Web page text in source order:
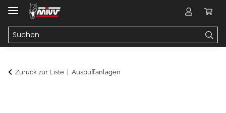
Zurück zur Liste Auspuffanlagen